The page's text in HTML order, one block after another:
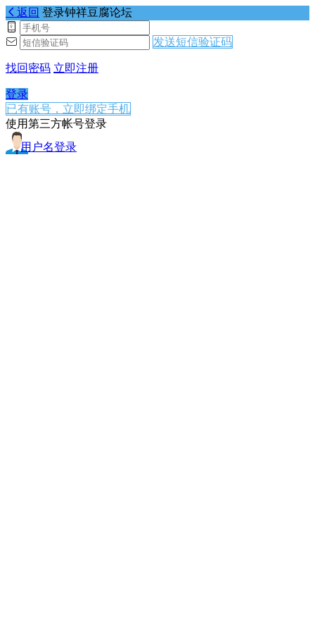
返回 登录钟祥豆腐论坛
发送短信验证码
找回密码 立即注册
登录
已有账号，立即绑定手机
使用第三方帐号登录
用户名登录